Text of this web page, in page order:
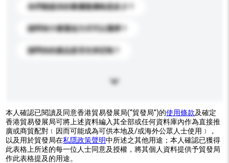
你們能提供的最優惠價格是多少？
請問有什麼運送方式可以選擇？
請問你的產品是否支持定制？
本人確認已閱讀及同意香港貿易發展局(“貿發局”)的使用條款及確定
香港貿易發展局可將上述資料編入其全部或任何資料庫內作為直接推
廣或商貿配對﹝因而可能成為可供本地及/或海外公眾人士使用﹞，
以及用於貿發局在私隱政策聲明中所述之其他用途；本人確認已獲得
此表格上所述的每一位人士同意及授權，將其個人資料提供予貿發局
作此表格提及的用途。